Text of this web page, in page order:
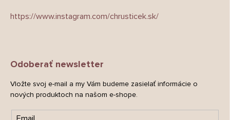
https://www.instagram.com/chrusticek.sk/
Odoberať newsletter
Vložte svoj e-mail a my Vám budeme zasielať informácie o
nových produktoch na našom e-shope.